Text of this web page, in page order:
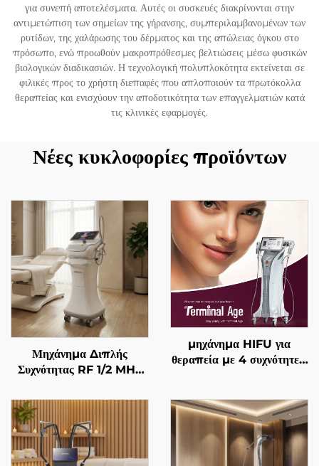
για συνεπή αποτελέσματα. Αυτές οι συσκευές διακρίνονται στην
αντιμετώπιση των σημείων της γήρανσης, συμπεριλαμβανομένων των
ρυτίδων, της χαλάρωσης του δέρματος και της απώλειας όγκου στο
πρόσωπο, ενώ προωθούν μακροπρόθεσμες βελτιώσεις μέσω φυσικών
βιολογικών διαδικασιών. Η τεχνολογική πολυπλοκότητα εκτείνεται σε
φιλικές προς το χρήστη διεπαφές που απλοποιούν τα πρωτόκολλα
θεραπείας και ενισχύουν την αποδοτικότητα των επαγγελματιών κατά
τις κλινικές εφαρμογές.
Νέες κυκλοφορίες προϊόντων
Μηχάνημα Διπλής
Συχνότητας RF 1/2 MHz
για Αναζωογόνηση του
μηχάνημα HIFU για
θεραπεία με 4 συχνότητες,
δέρματος, αναδιαμόρφωση
σώματος και
αντιμετώπιση γήρανσης